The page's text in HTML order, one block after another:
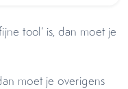
tool’ is, dan moet je
moet je overigens